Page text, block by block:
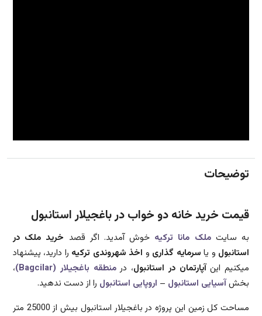
توضیحات
قیمت خرید خانه دو خواب در باغجیلار استانبول
به سایتملک مانا ترکیه خوش آمدید. اگر قصد خرید ملک در
استانبول و یا سرمایه گذاری و اخذ شهروندی ترکیه را دارید، پیشنهاد
میکنیم اینآپارتمان در استانبول، درمنطقه باغجیلار (Bagcilar)
،
بخشآسیایی استانبول – اروپایی استانبول را از دست ندهید.
مساحت کل زمین این پروژه در باغجیلار استانبول بیش از 25000 متر